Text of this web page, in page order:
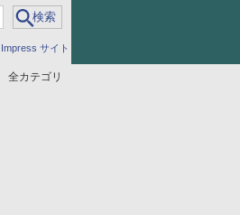
Impress サイト
全カテゴリ